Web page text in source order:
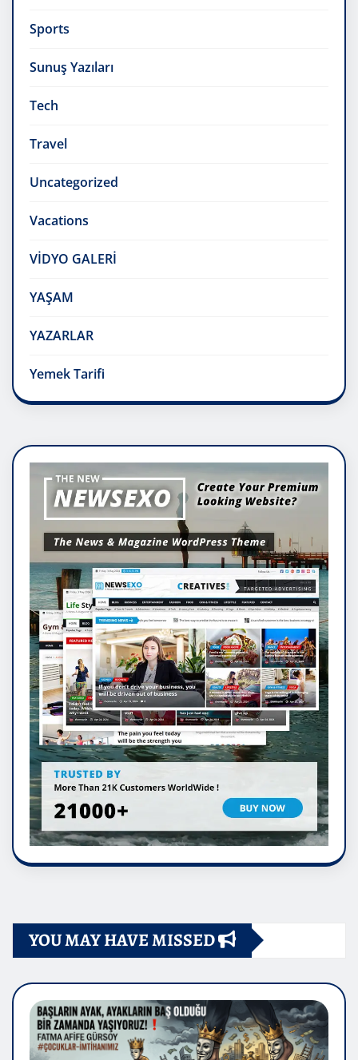
Sports
Sunuş Yazıları
Tech
Travel
Uncategorized
Vacations
VİDYO GALERİ
YAŞAM
YAZARLAR
Yemek Tarifi
YOU MAY HAVE MISSED